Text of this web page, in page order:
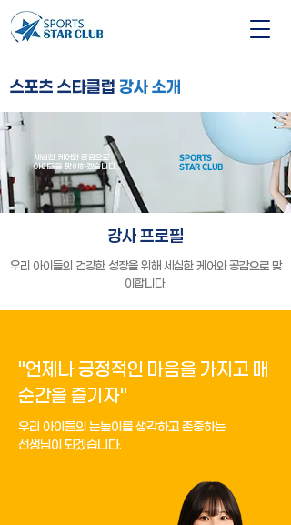
스포츠 스타클럽 강사 소개
세심한 케어와 공감으로
​아이들을 맞이하겠습니다.
SPORTS
STAR CLUB
강사 프로필
우리 아이들의 건강한 성장을 위해 세심한 케어와 공감으로 맞
이합니다.
"언제나 긍정적인 마음을 가지고 매
순간을 즐기자"
우리 아이들의 눈높이를 생각하고 존중하는
선생님이 되겠습니다.